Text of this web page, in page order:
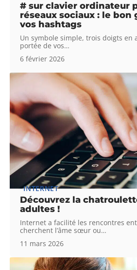
# sur clavier ordinateur
réseaux sociaux : le bon
vos hashtags
Un symbole simple, trois doigts en
portée de vos…
6 février 2026
INTERNET
Découvrez la
adultes !
Internet a facilité les rencontres
cherchent l’âme sœur ou…
11 mars 2026